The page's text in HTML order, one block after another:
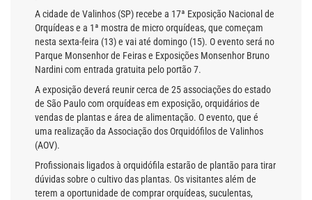
A cidade de Valinhos (SP) recebe a 17ª Exposição Nacional de
Orquídeas e a 1ª mostra de micro orquídeas, que começam
nesta sexta-feira (13) e vai até domingo (15). O evento será no
Parque Monsenhor de Feiras e Exposições Monsenhor Bruno
Nardini com entrada gratuita pelo portão 7.
A exposição deverá reunir cerca de 25 associações do estado
de São Paulo com orquídeas em exposição, orquidários de
vendas de plantas e área de alimentação. O evento, que é
uma realização da Associação dos Orquidófilos de Valinhos
(AOV).
Profissionais ligados à orquidófila estarão de plantão para tirar
dúvidas sobre o cultivo das plantas. Os visitantes além de
terem a oportunidade de comprar orquídeas, suculentas,